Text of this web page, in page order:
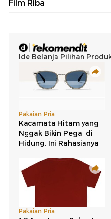
Film Riba